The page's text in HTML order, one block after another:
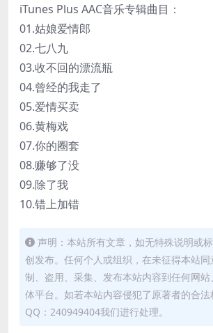
iTunes Plus AAC音乐专辑曲目：
01.姑娘爱情郎
02.七八九
03.收不回的漂流瓶
04.曾经的我走了
05.爱情买卖
06.黄梅戏
07.你的圈套
08.赚够了没
09.除了我
10.错上加错
声明：本站所有文章，如无特殊说明或
创发布。任何个人或组织，在未征得本站同
制、盗用、采集、发布本站内容到任何网
体平台。如若本站内容侵犯了原著者的合
QQ：240949404我们进行处理。